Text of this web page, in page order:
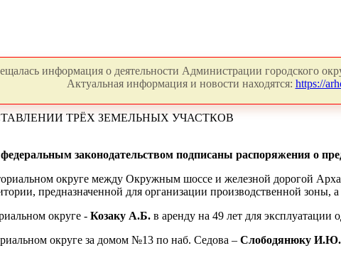
информация о деятельности Администрации городского
Актуальная информация и новости находятся: https://
ТРЁХ ЗЕМЕЛЬНЫХ УЧАСТКОВ
законодательством подписаны распоряжения о
округе между Окружным шоссе и железной дорогой
предназначенной для организации производственной
округе - Козаку А.Б. в аренду на 49 лет для эксплуатации
округе за домом №13 по наб. Седова – Слободянюку И.Ю.